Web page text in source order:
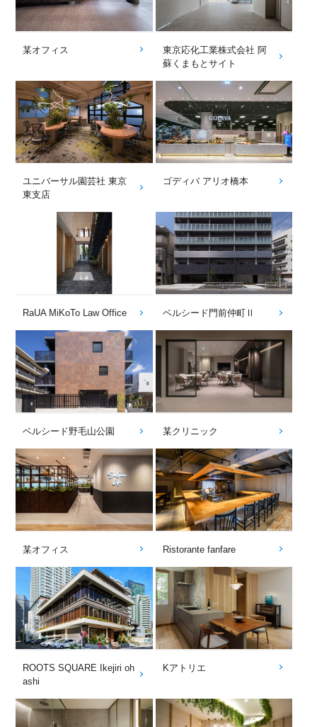
某オフィス
東京応化工業株式会社 阿
蘇くまもとサイト
ユニバーサル園芸社 東京
東支店
ゴディバ アリオ橋本
RaUA MiKoTo Law Office ベルシード門前仲町Ⅱ
ベルシード野毛山公園 某クリニック
某オフィス Ristorante fanfare
ROOTS SQUARE Ikejiri oh
ashi
Kアトリエ